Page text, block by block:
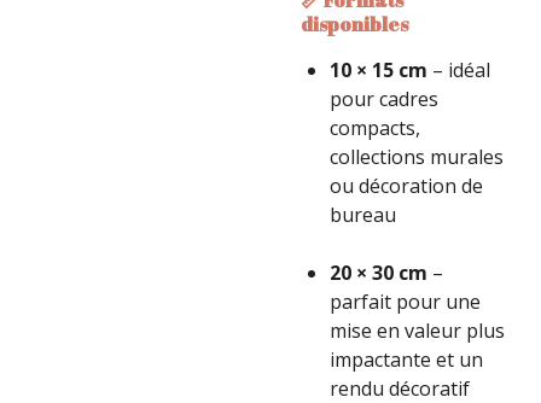
disponibles
10 × 15 cm – idéal
pour cadres
compacts,
collections murales
ou décoration de
bureau
20 × 30 cm –
parfait pour une
mise en valeur plus
impactante et un
rendu décoratif